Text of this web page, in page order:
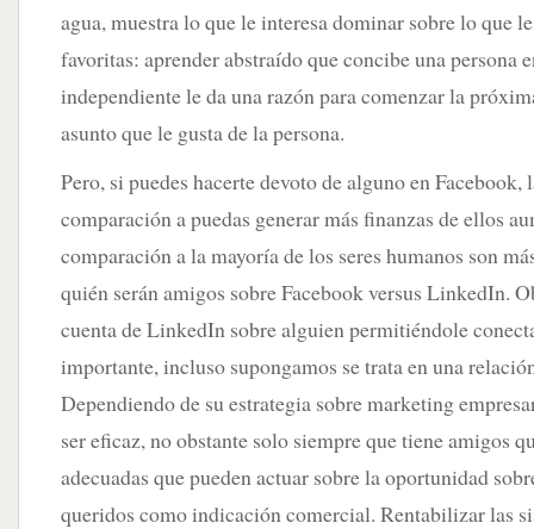
agua, muestra lo que le interesa dominar sobre lo que
favoritas: aprender abstraído que concibe una persona
independiente le da una razón para comenzar la
asunto que le gusta de la persona.
Pero, si puedes hacerte devoto de alguno en
comparación a puedas generar más finanzas de ellos
comparación a la mayoría de los seres humanos son
quién serán amigos sobre Facebook versus LinkedIn.
cuenta de LinkedIn sobre alguien permitiéndole
importante, incluso supongamos se trata en una
Dependiendo de su estrategia sobre marketing
ser eficaz, no obstante solo siempre que tiene amigos
adecuadas que pueden actuar sobre la oportunidad
queridos como indicación comercial. Rentabilizar las